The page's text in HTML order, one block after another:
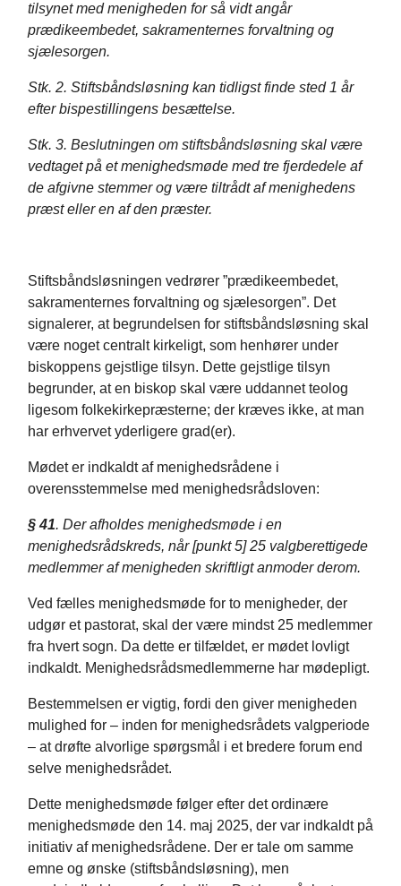
tilsynet med menigheden for så vidt angår
prædikeembedet, sakramenternes forvaltning og
sjælesorgen.
Stk. 2. Stiftsbåndsløsning kan tidligst finde sted 1 år
efter bispestillingens besættelse.
Stk. 3. Beslutningen om stiftsbåndsløsning skal være
vedtaget på et menighedsmøde med tre fjerdedele af
de afgivne stemmer og være tiltrådt af menighedens
præst eller en af den præster.
Stiftsbåndsløsningen vedrører ”prædikeembedet,
sakramenternes forvaltning og sjælesorgen”. Det
signalerer, at begrundelsen for stiftsbåndsløsning skal
være noget centralt kirkeligt, som henhører under
biskoppens gejstlige tilsyn. Dette gejstlige tilsyn
begrunder, at en biskop skal være uddannet teolog
ligesom folkekirkepræsterne; der kræves ikke, at man
har erhvervet yderligere grad(er).
Mødet er indkaldt af menighedsrådene i
overensstemmelse med menighedsrådsloven:
§ 41. Der afholdes menighedsmøde i en
menighedsrådskreds, når [punkt 5] 25 valgberettigede
medlemmer af menigheden skriftligt anmoder derom.
Ved fælles menighedsmøde for to menigheder, der
udgør et pastorat, skal der være mindst 25 medlemmer
fra hvert sogn. Da dette er tilfældet, er mødet lovligt
indkaldt. Menighedsrådsmedlemmerne har mødepligt.
Bestemmelsen er vigtig, fordi den giver menigheden
mulighed for – inden for menighedsrådets valgperiode
– at drøfte alvorlige spørgsmål i et bredere forum end
selve menighedsrådet.
Dette menighedsmøde følger efter det ordinære
menighedsmøde den 14. maj 2025, der var indkaldt på
initiativ af menighedsrådene. Der er tale om samme
emne og ønske (stiftsbåndsløsning), men